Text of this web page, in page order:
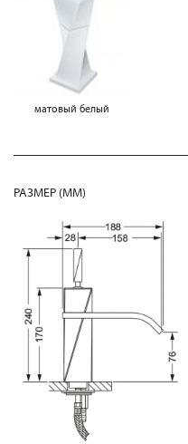
матовый белый
РАЗМЕР (MM)